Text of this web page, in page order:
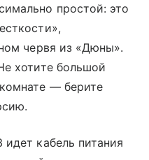
простой: это
червя из «Дюны».
хотите большой
— берите
кабель питания